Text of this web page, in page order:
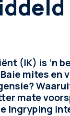
(IK) is ‘n
mites en
mate
ingryping